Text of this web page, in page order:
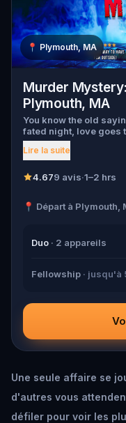
📍 Plymouth, MA
Murder
Plymouth, MA
You know the old
fated night, love goes
and Walter Bridges .
found dead during a
Walter, the obsessed
suspects, and expose
Lire la suite
4.679 avis·1–2 hrs
📍 Départ à Plymouth,
Duo · 2 appareils
Fellowship · jusqu'à
Une seule affaire se
d'autres vous
défiler pour voir les